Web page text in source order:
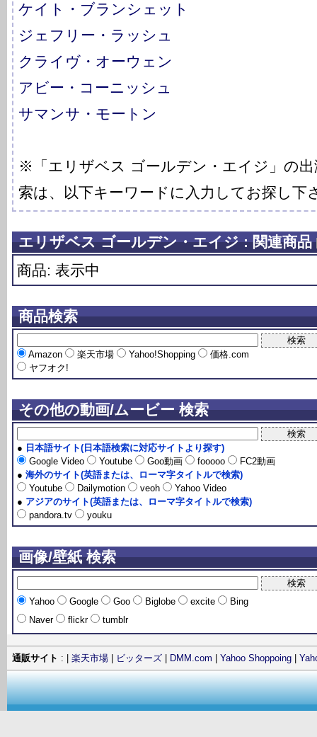
ケイト・ブランシェット
ジェフリー・ラッシュ
クライヴ・オーウェン
アビー・コーニッシュ
サマンサ・モートン
※「エリザベス ゴールデン・エイジ」の出
索は、以下キーワードに入力してお探し下
エリザベス ゴールデン・エイジ : 関連商品
商品: 表示中
商品検索
Amazon 楽天市場 Yahoo!Shopping
価格.com
ヤフオク!
その他の動画/ムービー 検索
● 日本語サイト(日本語検索に対応サイトより探す)
Google Video
Youtube Goo動画 fooooo
FC2動画
● 海外のサイト(英語または、ローマ字タイトルで検索)
Youtube
Dailymotion veoh
Yahoo Video
● アジアのサイト(英語または、ローマ字タイトルで検索)
pandora.tv
youku
画像/壁紙 検索
Yahoo Google Goo Biglobe excite
Bing
Naver
flickr tumblr
通販サイト : | 楽天市場 ビッターズ DMM.com Yahoo Shoppoing